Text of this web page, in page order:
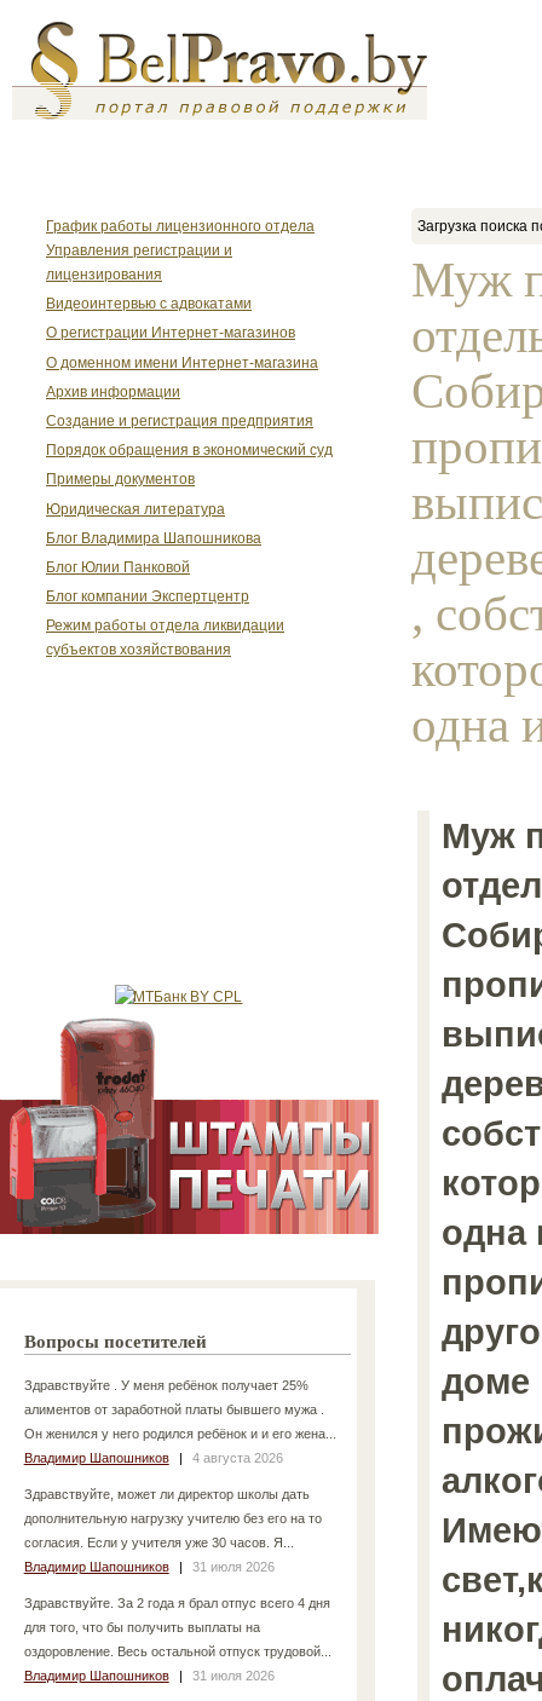
График работы лицензионного отдела
Управления регистрации и
лицензирования
Видеоинтервью с адвокатами
О регистрации Интернет-магазинов
О доменном имени Интернет-магазина
Архив информации
Создание и регистрация предприятия
Порядок обращения в экономический суд
Примеры документов
Юридическая литература
Блог Владимира Шапошникова
Блог Юлии Панковой
Блог компании Экспертцентр
Режим работы отдела ликвидации
субъектов хозяйствования
Вопросы посетителей
Здравствуйте . У меня ребёнок получает 25%
алиментов от заработной платы бывшего мужа .
Он женился у него родился ребёнок и и его жена...
Владимир Шапошников
| 4 августа 2026
Здравствуйте, может ли директор школы дать
дополнительную нагрузку учителю без его на то
согласия. Если у учителя уже 30 часов. Я...
Владимир Шапошников
| 31 июля 2026
Здравствуйте. За 2 года я брал отпус всего 4 дня
для того, что бы получить выплаты на
оздоровление. Весь остальной отпуск трудовой...
Владимир Шапошников
| 31 июля 2026
Загрузка поиска
Муж
,
одна
Муж
одна
доме